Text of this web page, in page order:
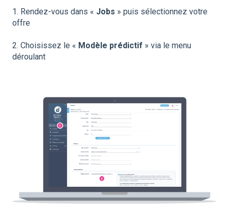
1. Rendez-vous dans « Jobs » puis sélectionnez votre
offre
2. Choisissez le « Modèle prédictif » via le menu
déroulant